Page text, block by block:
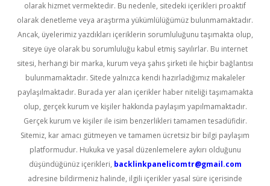
olarak hizmet vermektedir. Bu nedenle, sitedeki içerikleri proaktif
olarak denetleme veya araştırma yükümlülüğümüz bulunmamaktadır.
Ancak, üyelerimiz yazdıkları içeriklerin sorumluluğunu taşımakta olup,
siteye üye olarak bu sorumluluğu kabul etmiş sayılırlar. Bu internet
sitesi, herhangi bir marka, kurum veya şahıs şirketi ile hiçbir bağlantısı
bulunmamaktadır. Sitede yalnızca kendi hazırladığımız makaleler
paylaşılmaktadır. Burada yer alan içerikler haber niteliği taşımamakta
olup, gerçek kurum ve kişiler hakkında paylaşım yapılmamaktadır.
Gerçek kurum ve kişiler ile isim benzerlikleri tamamen tesadüfidir.
Sitemiz, kar amacı gütmeyen ve tamamen ücretsiz bir bilgi paylaşım
platformudur. Hukuka ve yasal düzenlemelere aykırı olduğunu
düşündüğünüz içerikleri, backlinkpanelicomtr@gmail.com
adresine bildirmeniz halinde, ilgili içerikler yasal süre içerisinde